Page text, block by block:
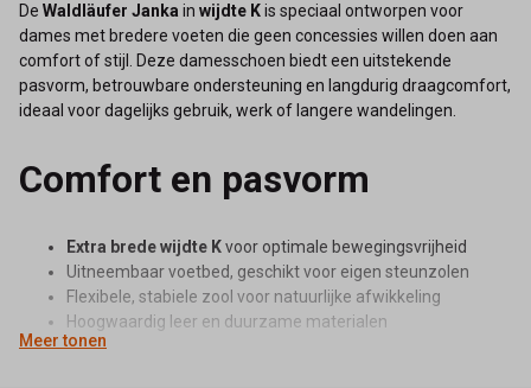
De Waldläufer Janka in wijdte Kis speciaal ontworpen voor
dames met bredere voeten die geen concessies willen doen aan
comfort of stijl. Deze damesschoen biedt een uitstekende
pasvorm, betrouwbare ondersteuning en langdurig draagcomfort,
ideaal voor dagelijks gebruik, werk of langere wandelingen.
Comfort en pasvorm
Extra brede wijdte Kvoor optimale bewegingsvrijheid
Uitneembaar voetbed, geschikt voor eigen steunzolen
Flexibele, stabiele zool voor natuurlijke afwikkeling
Hoogwaardig leer en duurzame materialen
Meer tonen